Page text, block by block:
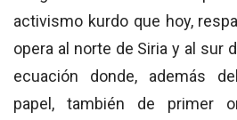
activismo kurdo que hoy,
opera al norte de Siria y al sur
ecuación donde, además
papel, también de primer